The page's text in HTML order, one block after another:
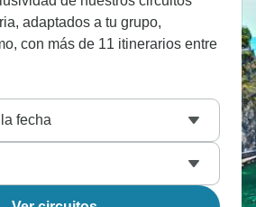
adaptados a tu grupo,
con más de 11 itinerarios entre
fecha